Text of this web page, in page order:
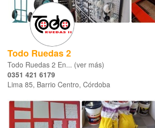
Todo Ruedas 2
Todo Ruedas 2 En... (ver más)
0351 421 6179
Lima 85, Barrio Centro, Córdoba